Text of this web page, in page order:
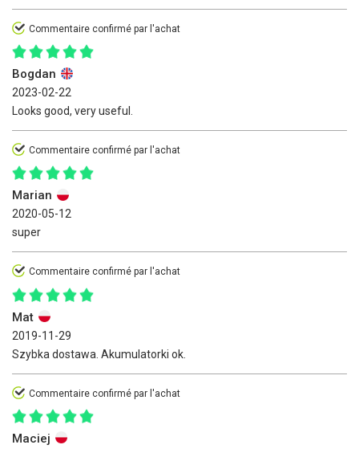
Commentaire confirmé par l'achat
Bogdan
2023-02-22
Looks good, very useful.
Commentaire confirmé par l'achat
Marian
2020-05-12
super
Commentaire confirmé par l'achat
Mat
2019-11-29
Szybka dostawa. Akumulatorki ok.
Commentaire confirmé par l'achat
Maciej